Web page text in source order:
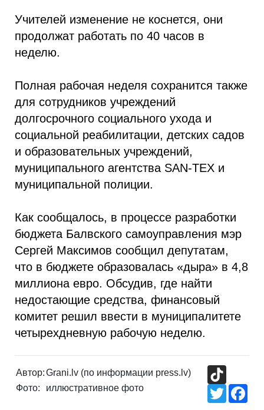
Учителей изменение не коснется, они
продолжат работать по 40 часов в
неделю.
Полная рабочая неделя сохранится также
для сотрудников учреждений
долгосрочного социального ухода и
социальной реабилитации, детских садов
и образовательных учреждений,
муниципального агентства SAN-TEX и
муниципальной полиции.
Как сообщалось, в процессе разработки
бюджета Балвского самоуправления мэр
Сергей Максимов сообщил депутатам,
что в бюджете образовалась «дыра» в 4,8
миллиона евро. Обсудив, где найти
недостающие средства, финансовый
комитет решил ввести в муниципалитете
четырехдневную рабочую неделю.
Автор:Grani.lv (по информации press.lv)
Фото:
иллюстративное фото
Twitter